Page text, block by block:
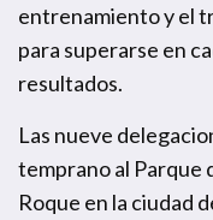
entrenamiento y el
para superarse en
resultados.
Las nueve
temprano al Parque
Roque en la ciudad